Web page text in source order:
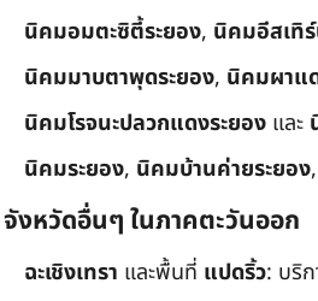
นิคมอมตะซิตี้ระยอง, นิคมอีสเทิ
นิคมมาบตาพุดระยอง, นิคมผาแ
นิคมโรจนะปลวกแดงระยอง และ
นิคมระยอง, นิคมบ้านค่ายระยอง,
งหวัดอื่นๆ ในภาคตะวันออก
ฉะเชิงเทรา และพื้นที่ แปดริ้ว: บริก